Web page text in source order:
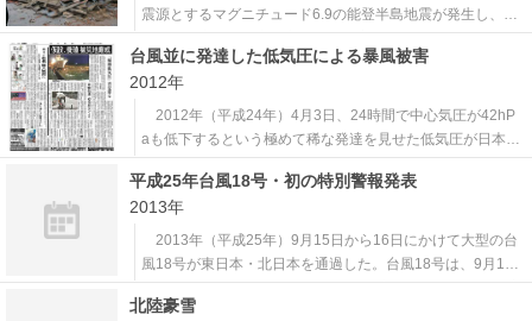
震源とするマグニチュード6.9の能登半島地震が発生し、石
川県輪島市、七尾市、穴水町で震度6強を観測した。石川県
での震度6弱以上は観測史上初となった。 震源に近い輪島
市門前町などを中心に家屋に大きな被害があり、1人が死
亡、356人が負傷し、
台風並に発達した低気圧による暴風被害
2012年
2012年（平成24年）4月3日、24時間で中心気圧が42hP
aも低下するという極めて稀な発達を見せた低気圧が日本列
島を通過した。この低気圧の通過に伴う暴風で、全国で4人
が死亡、約500人が負傷したほか、広範囲で停電が発生
し、交通機関も大幅に乱れた。 この暴風では、気象庁か
ら事前に外出を控えるよう
平成25年台風18号・初の特別警報発表
2013年
2013年（平成25年）9月15日から16日にかけて大型の台
風18号が東日本・北日本を通過した。台風18号は、9月16
日8時前に暴風域を伴って愛知県豊橋市付近に上陸し、速度
を上げて東海、関東甲信、東北地方を北東に進み、同日21
北陸豪雪